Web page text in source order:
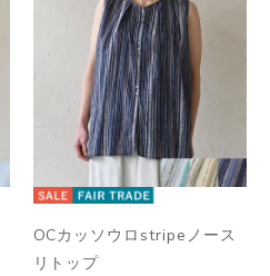
OCカッソウロstripeノース
リトップ